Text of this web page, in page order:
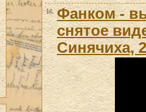
Фанком -
снятое
Синячиха,